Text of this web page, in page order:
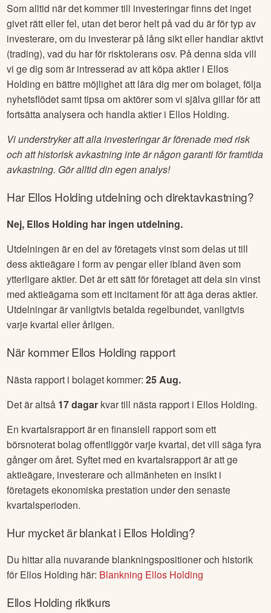
Som alltid när det kommer till investeringar finns det inget
givet rätt eller fel, utan det beror helt på vad du är för typ av
investerare, om du investerar på lång sikt eller handlar aktivt
(trading), vad du har för risktolerans osv. På denna sida vill
vi ge dig som är intresserad av att köpa aktier i Ellos
Holding en bättre möjlighet att lära dig mer om bolaget, följa
nyhetsflödet samt tipsa om aktörer som vi själva gillar för att
fortsätta analysera och handla aktier i Ellos Holding.
Vi understryker att alla investeringar är förenade med risk
och att historisk avkastning inte är någon garanti för framtida
avkastning. Gör alltid din egen analys!
HarEllos Holding utdelning och direktavkastning?
Nej, Ellos Holding har ingen utdelning.
Utdelningen är en del av företagets vinst som delas ut till
dess aktieägare i form av pengar eller ibland även som
ytterligare aktier. Det är ett sätt för företaget att dela sin vinst
med aktieägarna som ett incitament för att äga deras aktier.
Utdelningar är vanligtvis betalda regelbundet, vanligtvis
varje kvartal eller årligen.
När kommerEllos Holding rapport
Nästa rapport i bolaget kommer:25 Aug.
Det är altså 17dagar kvar till nästa rapport i Ellos Holding.
En kvartalsrapport är en finansiell rapport som ett
börsnoterat bolag offentliggör varje kvartal, det vill säga fyra
gånger om året. Syftet med en kvartalsrapport är att ge
aktieägare, investerare och allmänheten en insikt i
företagets ekonomiska prestation under den senaste
kvartalsperioden.
Hur mycket är blankat iEllos Holding?
Du hittar alla nuvarande blankningspositioner och historik
för Ellos Holding här: Blankning Ellos Holding
Ellos Holding riktkurs